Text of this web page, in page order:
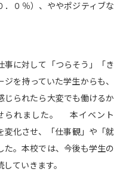
０％）、ややポジティブな
事に対して「つらそう」「き
を持っていた学生からも、
じられたら大変でも働けるか
られました。 本イベント
変化させ、「仕事観」や「就
た。本校では、今後も学生の
ていきます。